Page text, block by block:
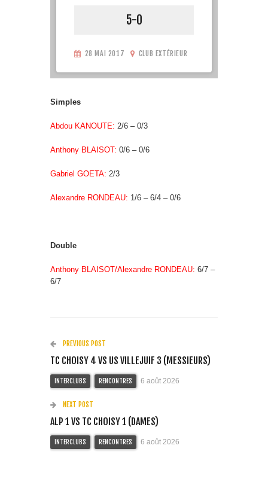
5-0
28 MAI 2017 CLUB EXTÉRIEUR
Simples
Abdou KANOUTE: 2/6 – 0/3
Anthony BLAISOT: 0/6 – 0/6
Gabriel GOETA: 2/3
Alexandre RONDEAU: 1/6 – 6/4 – 0/6
Double
Anthony BLAISOT/Alexandre RONDEAU: 6/7 –
6/7
PREVIOUS POST
TC CHOISY 4 VS US VILLEJUIF 3 (MESSIEURS)
INTERCLUBS RENCONTRES 6 août 2026
NEXT POST
ALP 1 VS TC CHOISY 1 (DAMES)
INTERCLUBS RENCONTRES 6 août 2026